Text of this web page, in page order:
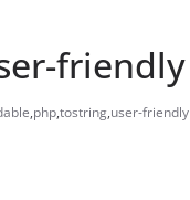
friendly
,php,tostring,user-friendly